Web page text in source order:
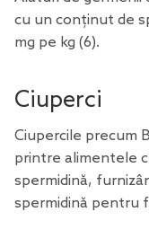
cu un conținut de
mg pe kg (6).
Ciuperci
Ciupercile precum
printre alimentele
spermidină,
spermidină pentru